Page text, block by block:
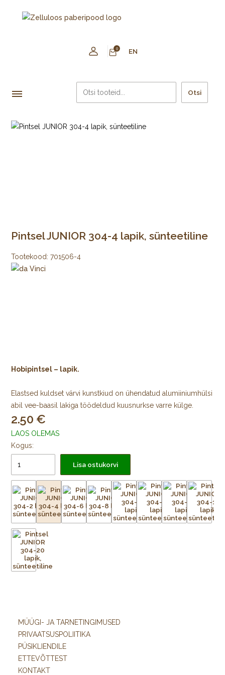
0 EN
Otsi
Pintsel JUNIOR 304-4 lapik, sünteetiline
Tootekood: 701506-4
Hobipintsel – lapik.
Elastsed kuldset värvi kunstkiud on ühendatud alumiiniumhülsi
abil vee-baasil lakiga töödeldud kuusnurkse varre külge.
2.50
LAOS OLEMAS
Kogus:
Lisa ostukorvi
MÜÜGI- JA TARNETINGIMUSED
PRIVAATSUSPOLIITIKA
PÜSIKLIENDILE
ETTEVÕTTEST
KONTAKT